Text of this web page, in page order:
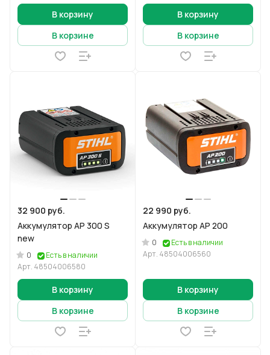
В корзину
В корзине
В корзину
В корзине
32 900 руб.
Аккумулятор AP 300 S
new
0
Есть в наличии
Арт. 48504006580
В корзину
В корзине
22 990 руб.
Аккумулятор AP 200
0
Есть в наличии
Арт. 48504006560
В корзину
В корзине